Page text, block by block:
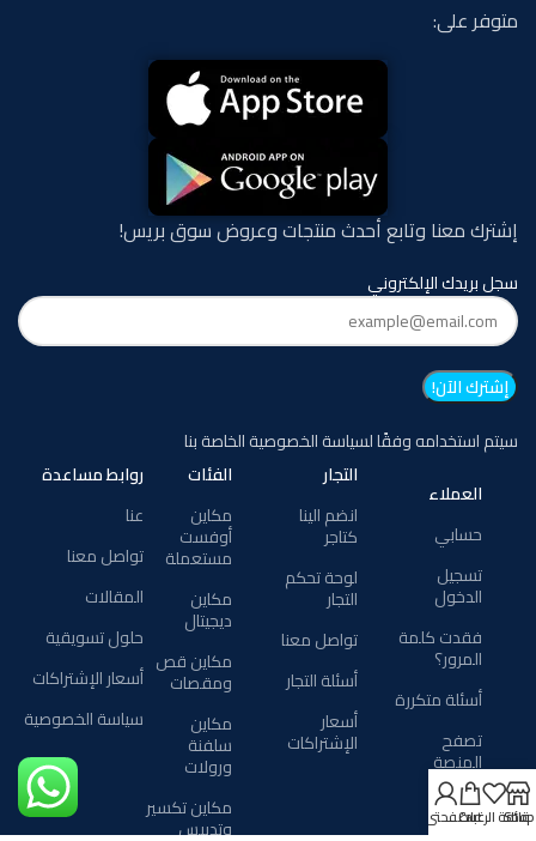
متوفر على:
إشترك معنا وتابع أحدث منتجات وعروض سوق بريس!
سجل بريدك الإلكتروني
سيتم استخدامه وفقًا لسياسة الخصوصية الخاصة بنا
العملاء
حسابي
تسجيل
الدخول
فقدت كلمة
المرور؟
أسئلة متكررة
تصفح
المنصة
خدمات
المطابع
التجار
انضم الينا
كتاجر
لوحة تحكم
التجار
تواصل معنا
أسئلة التجار
أسعار
الإشتراكات
الفئات
مكاين
أوفست
مستعملة
مكاين
ديجيتال
مكاين قص
ومقصات
مكاين
سلفنة
ورولات
مكاين تكسير
وتدبيس
روابط مساعدة
عنا
تواصل معنا
المقالات
حلول تسويقية
أسعار الإشتراكات
سياسة الخصوصية
Shop
قائمة الرغبات
Cartصفحتي